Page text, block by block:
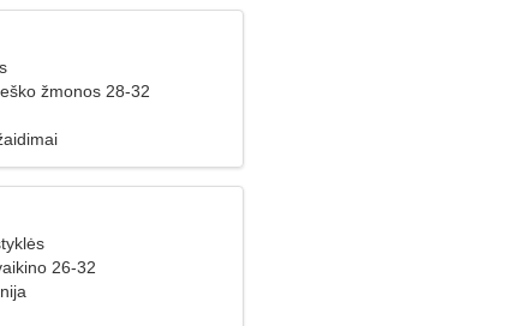
žmonos 28-32
26-32